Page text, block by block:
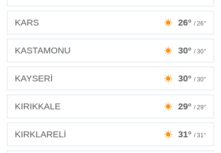
KARS 26° / 26°
KASTAMONU 30° / 30°
KAYSERİ 30° / 30°
KIRIKKALE 29° / 29°
KIRKLARELİ 31° / 31°